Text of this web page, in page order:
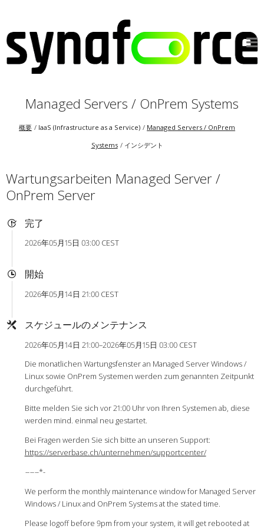
Managed Servers / OnPrem Systems
概要 IaaS (Infrastructure as a Service)
Managed Servers / OnPrem
Systems
インシデント
Wartungsarbeiten Managed Server /
OnPrem Server
完了
2026年05月15日 03:00 CEST
開始
2026年05月14日 21:00 CEST
スケジュールのメンテナンス
2026年05月14日 21:00–2026年05月15日 03:00 CEST
Die monatlichen Wartungsfenster an Managed Server Windows /
Linux sowie OnPrem Systemen werden zum genannten Zeitpunkt
durchgeführt.
Bitte melden Sie sich vor 21:00 Uhr von Ihren Systemen ab, diese
werden mind. einmal neu gestartet.
Bei Fragen werden Sie sich bitte an unseren Support:
https://serverbase.ch/unternehmen/supportcenter/
------*-
We perform the monthly maintenance window for Managed Server
Windows / Linux and OnPrem Systems at the stated time.
Please logoff before 9pm from your system, it will get rebooted at